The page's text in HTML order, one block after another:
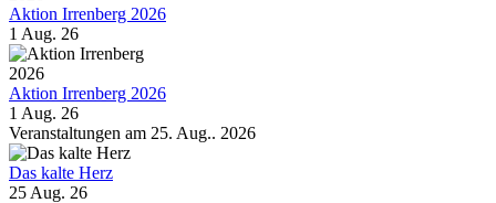
Aktion Irrenberg 2026
1 Aug. 26
Aktion Irrenberg 2026
1 Aug. 26
Veranstaltungen am 25. Aug.. 2026
Das kalte Herz
25 Aug. 26